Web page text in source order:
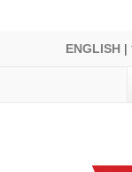
|
ENGLISH